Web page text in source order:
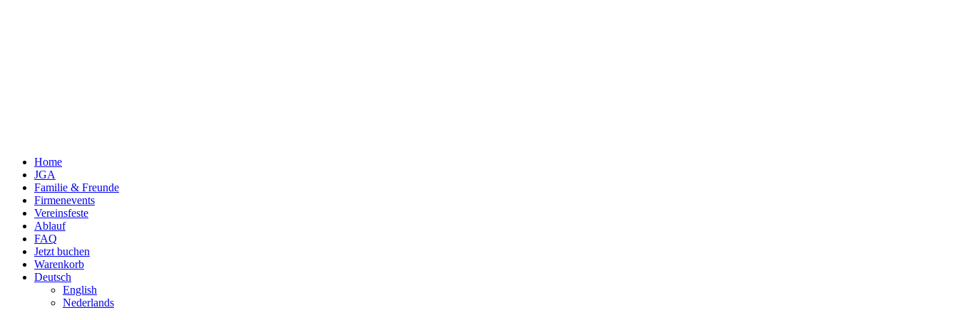
Home
JGA
Familie & Freunde
Fir­men­events
Ver­eins­feste
Ablauf
FAQ
Jetzt buchen
Warenkorb
Deutsch
English
Neder­lands